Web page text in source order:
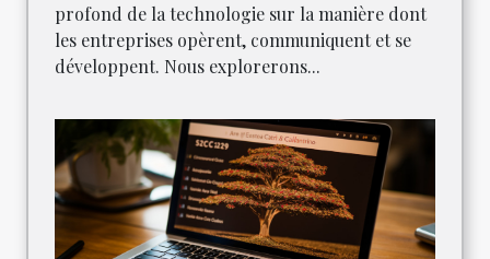
profond de la technologie sur la manière dont
les entreprises opèrent, communiquent et se
développent. Nous explorerons...